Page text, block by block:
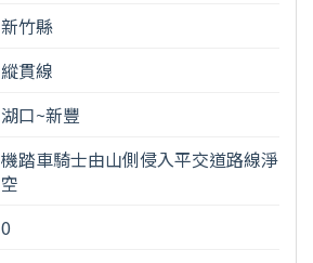
新竹縣
縱貫線
湖口~新豐
機踏車騎士由山側侵入平交道路線淨
空
0